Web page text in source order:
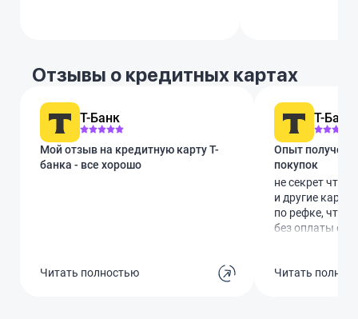
Отзывы о кредитных картах
Т-Банк
Мой отзыв на кредитную карту Т-
банка - все хорошо
Читать полностью
Т-Банк
Опыт
покупок
не секрет что
и другие
по рефке, что я
без оплаты
картхолдере
Читать